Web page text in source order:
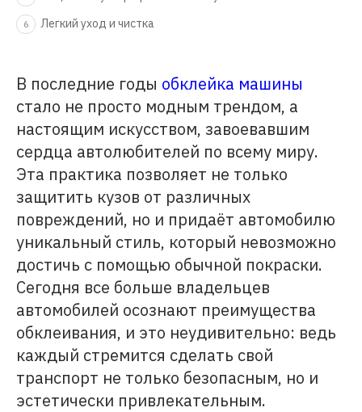
6 Легкий уход и чистка
В последние годы обклейка машины
стало не просто модным трендом, а
настоящим искусством, завоевавшим
сердца автолюбителей по всему миру.
Эта практика позволяет не только
защитить кузов от различных
повреждений, но и придаёт автомобилю
уникальный стиль, который невозможно
достичь с помощью обычной покраски.
Сегодня все больше владельцев
автомобилей осознают преимущества
обклеивания, и это неудивительно: ведь
каждый стремится сделать свой
транспорт не только безопасным, но и
эстетически привлекательным.